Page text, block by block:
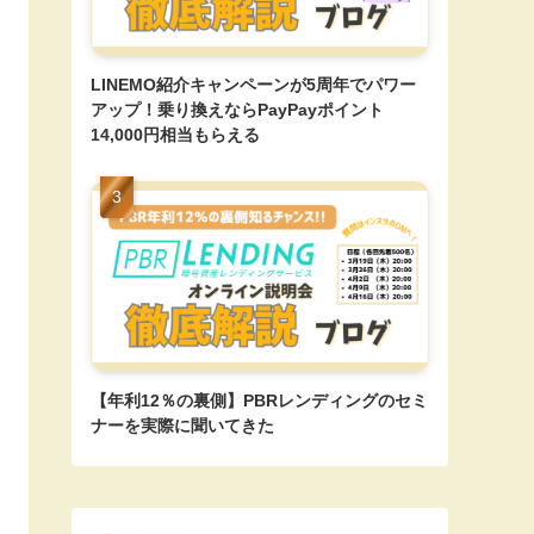
LINEMO紹介キャンペーンが5周年でパワー
アップ！乗り換えならPayPayポイント
14,000円相当もらえる
【年利12％の裏側】PBRレンディングのセミ
ナーを実際に聞いてきた